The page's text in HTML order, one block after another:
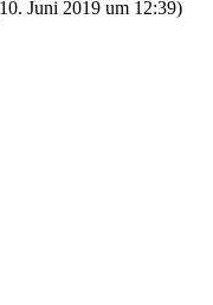
10. Juni 2019 um 12:39)